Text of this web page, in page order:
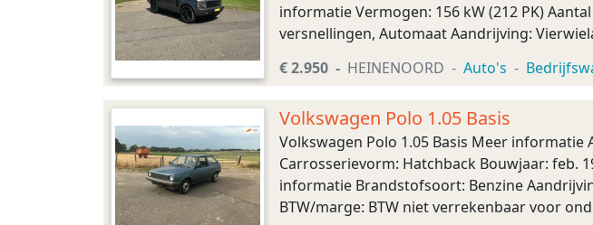
informatie Vermogen: 156 kW (212 PK)
versnellingen, Automaat Aandrijving:
€ 2.950 HEINENOORD Auto's
Volkswagen Polo 1.05 Basis
Volkswagen Polo 1.05 Basis Meer informatie
Carrosserievorm: Hatchback Bouwjaar: feb.
informatie Brandstofsoort: Benzine
BTW/marge: BTW niet verrekenbaar voor